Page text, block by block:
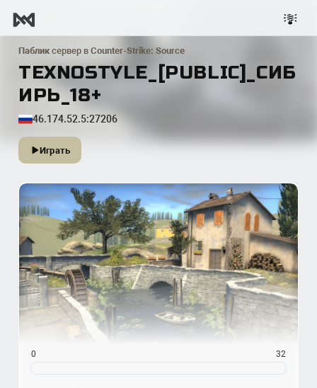
Паблик сервер в Counter-Strike: Source
TEXNOSTYLE_[PUBLIC]_СИБ
ИРЬ_18+
46.174.52.5:27206
Играть
0 32